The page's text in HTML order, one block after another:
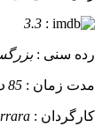
:
3.3
رده سنی :
مدت زمان : 85 دقیقه
کارگردان :